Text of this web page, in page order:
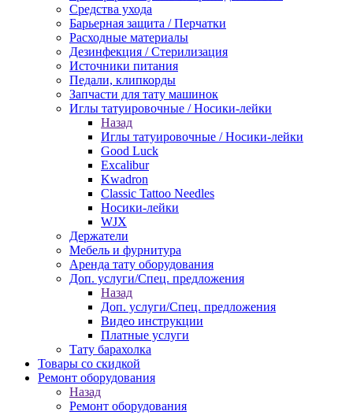
Средства ухода
Барьерная защита / Перчатки
Расходные материалы
Дезинфекция / Стерилизация
Источники питания
Педали, клипкорды
Запчасти для тату машинок
Иглы татуировочные / Носики-лейки
Назад
Иглы татуировочные / Носики-лейки
Good Luck
Excalibur
Kwadron
Classic Tattoo Needles
Носики-лейки
WJX
Держатели
Мебель и фурнитура
Аренда тату оборудования
Доп. услуги/Спец. предложения
Назад
Доп. услуги/Спец. предложения
Видео инструкции
Платные услуги
Тату барахолка
Товары со скидкой
Ремонт оборудования
Назад
Ремонт оборудования